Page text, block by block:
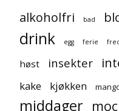
alkoholfri bad
drink egg ferie
høst insekter
kake kjøkken
middager